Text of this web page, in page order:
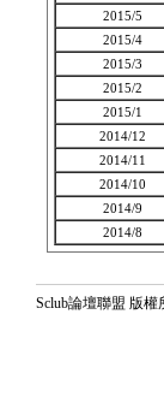
2015/5
2015/4
2015/3
2015/2
2015/1
2014/12
2014/11
2014/10
2014/9
2014/8
Sclub論壇聯盟 版權